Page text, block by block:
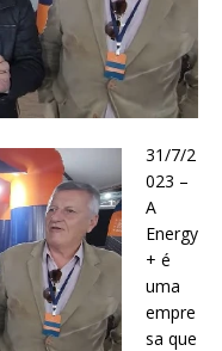
31/7/2
023 –
A
Energy
+ é
uma
empre
sa que